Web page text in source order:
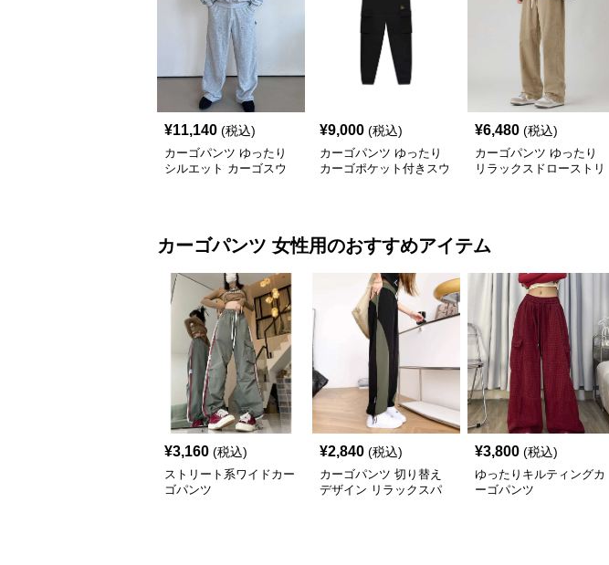
¥11,140 (税込)
カーゴパンツ ゆったり
シルエット カーゴスウ
¥9,000 (税込)
カーゴパンツ ゆったり
カーゴポケット付きスウ
¥6,480 (税込)
カーゴパンツ ゆったり
リラックスドローストリ
カーゴパンツ 女性用のおすすめアイテム
¥3,160 (税込)
ストリート系ワイドカー
ゴパンツ
¥2,840 (税込)
カーゴパンツ 切り替え
デザイン リラックスパ
¥3,800 (税込)
ゆったりキルティングカ
ーゴパンツ